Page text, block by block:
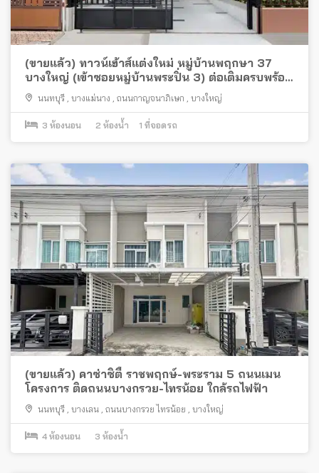
(ขายแล้ว) ทาวน์เฮ้าส์แต่งใหม่ หมู่บ้านพฤกษา 37
บางใหญ่ (เข้าซอยหมู่บ้านพระปิ่น 3) ต่อเติมครบพร้อม
อยู่ ใกล้เซ็นทรัล เวสต์เกตและรถไฟฟ้า
นนทบุรี , บางแม่นาง , ถนนกาญจนาภิเษก , บางใหญ่
3 ห้องนอน 2 ห้องน้ำ 1 ที่จอดรถ
(ขายแล้ว) คาซ่าซิตี้ ราชพฤกษ์-พระราม 5 ถนนเมน
โครงการ ติดถนนบางกรวย-ไทรน้อย ใกล้รถไฟฟ้า
นนทบุรี , บางเลน , ถนนบางกรวย ไทรน้อย , บางใหญ่
4 ห้องนอน 3 ห้องน้ำ